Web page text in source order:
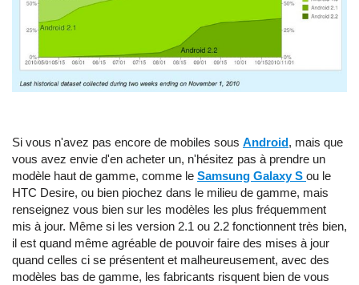
Si vous n'avez pas encore de mobiles sous Android, mais que
vous avez envie d'en acheter un, n'hésitez pas à prendre un
modèle haut de gamme, comme le Samsung Galaxy S ou le
HTC Desire, ou bien piochez dans le milieu de gamme, mais
renseignez vous bien sur les modèles les plus fréquemment
mis à jour. Même si les version 2.1 ou 2.2 fonctionnent très bien,
il est quand même agréable de pouvoir faire des mises à jour
quand celles ci se présentent et malheureusement, avec des
modèles bas de gamme, les fabricants risquent bien de vous